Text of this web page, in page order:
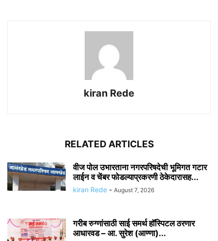
kiran Rede
RELATED ARTICLES
वीज पोल उभारताना नगरपरिषदेची भूमिगत गटार
लाईन व चेंबर फोडल्याप्रकरणी ठेकेदारासह...
kiran Rede - August 7, 2026
गरीब रुग्णांसाठी साई समर्थ हॉस्पिटल ठरणार
आधारवड – आ. सुरेश (आण्णा)...